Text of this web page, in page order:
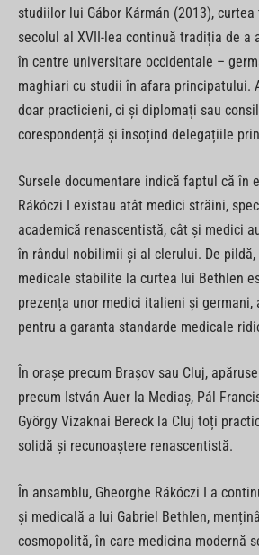
studiilor lui Gábor Kármán (2013),
secolul al XVII-lea continuă tradiția de a
în centre universitare occidentale –
maghiari cu studii în afara principatului.
doar practicieni, ci și diplomați sau
corespondență și însoțind delegațiile
Sursele documentare indică faptul că în
Rákóczi I existau atât medici străini,
academică renascentistă, cât și medici
în rândul nobilimii și al clerului. De
medicale stabilite la curtea lui Bethlen
prezența unor medici italieni și germani,
pentru a garanta standarde medicale
În orașe precum Brașov sau Cluj,
precum István Auer la Mediaș, Pál
György Vizaknai Bereck la Cluj toți
solidă și recunoaștere renascentistă.
În ansamblu, Gheorghe Rákóczi I a
și medicală a lui Gabriel Bethlen,
cosmopolită, în care medicina modernă